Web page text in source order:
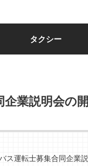
タクシー
業説明会の
ス運転士募集合同企業